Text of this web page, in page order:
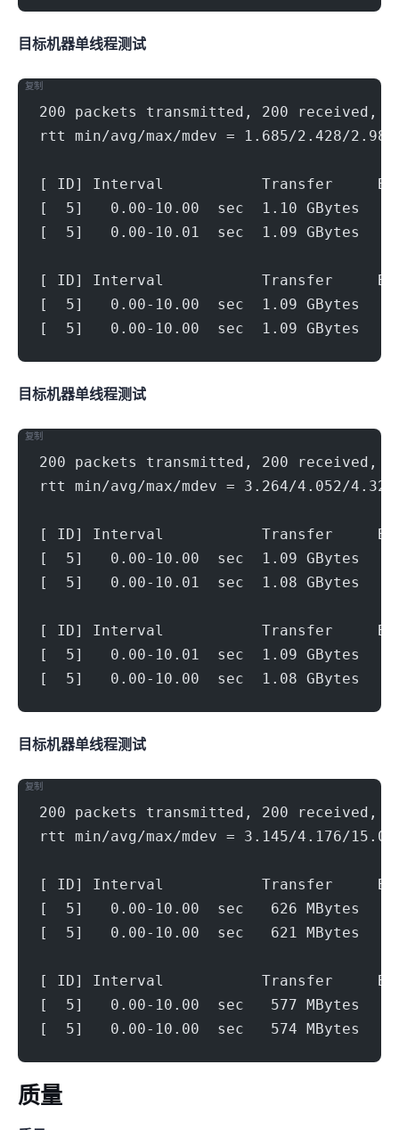
目标机器 IPERF3单线程测试
200 packets transmitted, 200 received,
rtt min/avg/max/mdev = 1.685/2.428/
[ ID] Interval           Transfer
[  5]   0.00-10.00  sec  1.10 GBytes
[  5]   0.00-10.01  sec  1.09 GBytes
[ ID] Interval           Transfer
[  5]   0.00-10.00  sec  1.09 GBytes
[  5]   0.00-10.00  sec  1.09 GBytes
复制
目标机器 IPERF3单线程测试
200 packets transmitted, 200 received,
rtt min/avg/max/mdev = 3.264/4.052/
[ ID] Interval           Transfer
[  5]   0.00-10.00  sec  1.09 GBytes
[  5]   0.00-10.01  sec  1.08 GBytes
[ ID] Interval           Transfer
[  5]   0.00-10.01  sec  1.09 GBytes
[  5]   0.00-10.00  sec  1.08 GBytes
复制
目标机器 IPERF3单线程测试
200 packets transmitted, 200 received,
rtt min/avg/max/mdev = 3.145/4.176/
[ ID] Interval           Transfer
[  5]   0.00-10.00  sec   626 MBytes
[  5]   0.00-10.00  sec   621 MBytes
[ ID] Interval           Transfer
[  5]   0.00-10.00  sec   577 MBytes
[  5]   0.00-10.00  sec   574 MBytes
复制
ip质量